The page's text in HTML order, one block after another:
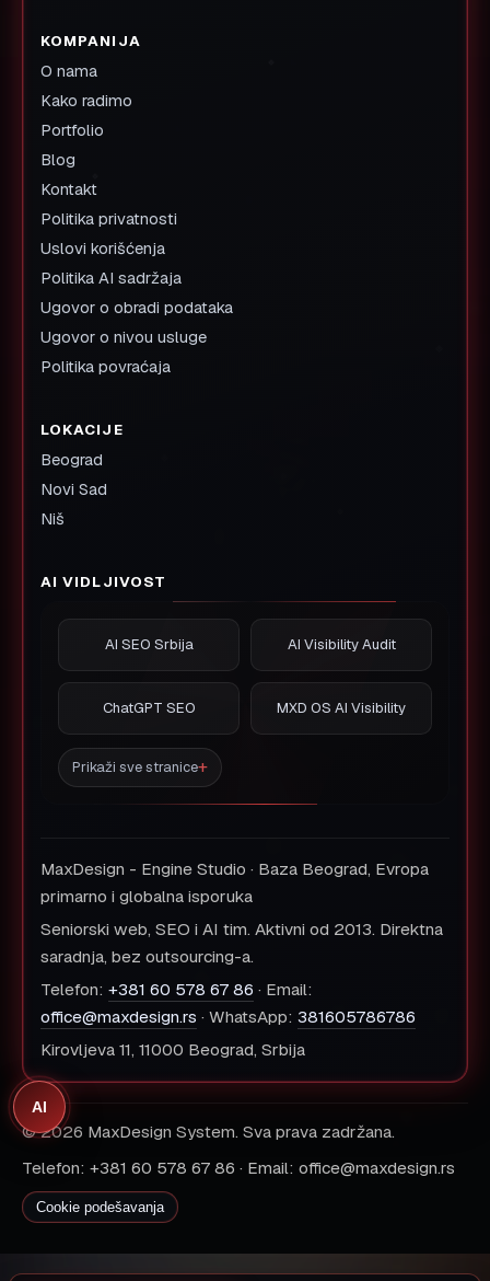
KOMPANIJA
O nama
Kako radimo
Portfolio
Blog
Kontakt
Politika privatnosti
Uslovi korišćenja
Politika AI sadržaja
Ugovor o obradi podataka
Ugovor o nivou usluge
Politika povraćaja
LOKACIJE
Beograd
Novi Sad
Niš
AI VIDLJIVOST
AI SEO Srbija AI Visibility Audit
ChatGPT SEO MXD OS AI Visibility
Prikaži sve stranice
MaxDesign - Engine Studio · Baza Beograd, Evropa
primarno i globalna isporuka
Seniorski web, SEO i AI tim. Aktivni od 2013. Direktna
saradnja, bez outsourcing-a.
Telefon: +381 60 578 67 86 · Email:
office@maxdesign.rs · WhatsApp: 381605786786
Kirovljeva 11, 11000 Beograd, Srbija
© 2026 MaxDesign System. Sva prava zadržana.
Telefon: +381 60 578 67 86 · Email: office@maxdesign.rs
Cookie podešavanja
AI